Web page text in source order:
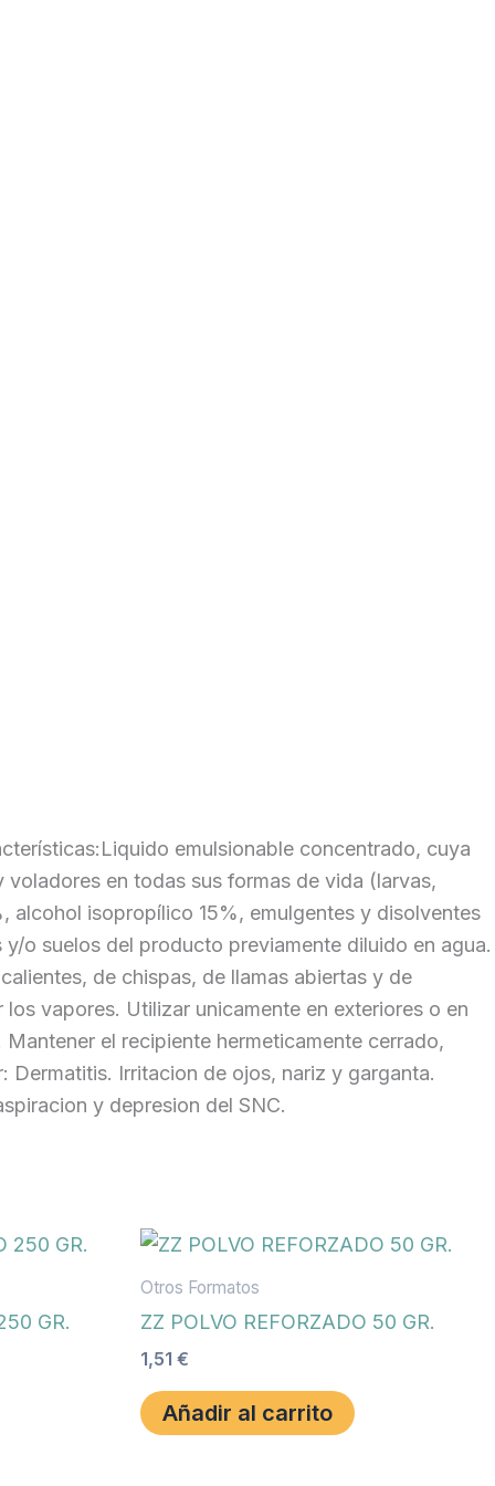
emulsionable concentrado, cuya
en todas sus formas de vida (larvas,
alcohol isopropílico 15%, emulgentes y disolventes
o suelos del producto previamente diluido en agua.
de chispas, de llamas abiertas y de
vapores. Utilizar unicamente en exteriores o en
el recipiente hermeticamente cerrado,
Dermatitis. Irritacion de ojos, nariz y garganta.
y depresion del SNC.
GR.
Otros Formatos
ZZ POLVO REFORZADO 50 GR.
1,51 €
Añadir al carrito